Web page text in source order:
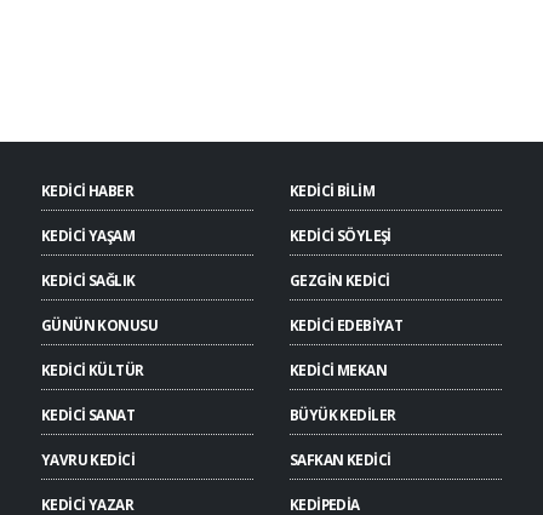
KEDİCİ HABER KEDİCİ BİLİM
KEDİCİ YAŞAM KEDİCİ SÖYLEŞİ
KEDİCİ SAĞLIK GEZGİN KEDİCİ
GÜNÜN KONUSU KEDİCİ EDEBİYAT
KEDİCİ KÜLTÜR KEDİCİ MEKAN
KEDİCİ SANAT BÜYÜK KEDİLER
YAVRU KEDİCİ SAFKAN KEDİCİ
KEDİCİ YAZAR KEDİPEDİA